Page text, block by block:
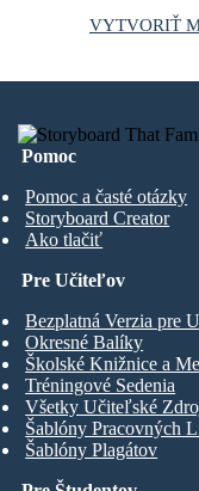
VYTVORIŤ
Pomoc
Pomoc a časté otázky
Storyboard Creator
Ako tlačiť
Pre Učiteľov
Bezplatná Verzia pre
Okresné Balíky
Školské Knižnice a
Tréningové Sedenia
Všetky Učiteľské
Šablóny Pracovných
Šablóny Plagátov